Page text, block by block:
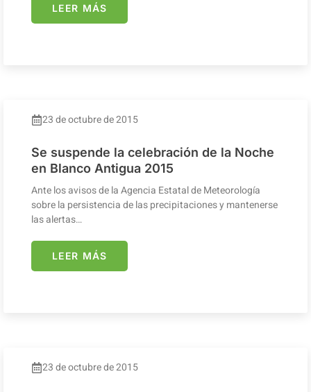
LEER MÁS
23 de octubre de 2015
Se suspende la celebración de la Noche
en Blanco Antigua 2015
Ante los avisos de la Agencia Estatal de Meteorología
sobre la persistencia de las precipitaciones y mantenerse
las alertas…
LEER MÁS
23 de octubre de 2015